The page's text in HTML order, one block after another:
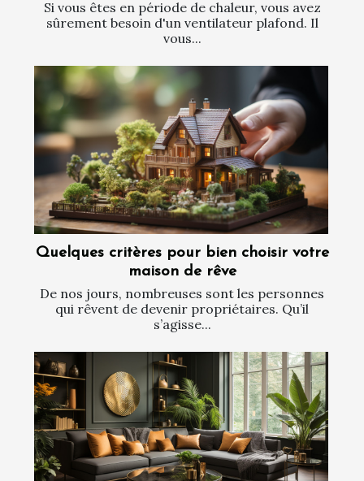
Si vous êtes en période de chaleur, vous avez
sûrement besoin d'un ventilateur plafond. Il
vous...
Quelques critères pour bien choisir votre
maison de rêve
De nos jours, nombreuses sont les personnes
qui rêvent de devenir propriétaires. Qu’il
s’agisse...